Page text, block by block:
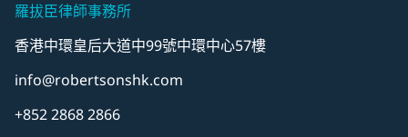
羅拔臣律師事務所
香港中環皇后大道中99號中環中心57樓
info@robertsonshk.com
+852 2868 2866